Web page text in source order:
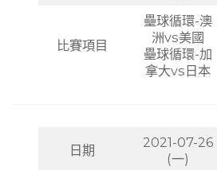
比賽項目
壘球循環-澳
洲vs美國
壘球循環-加
拿大vs日本
日期
2021-07-26
(一)